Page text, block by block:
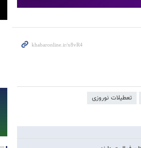
تعطیلات نوروزی